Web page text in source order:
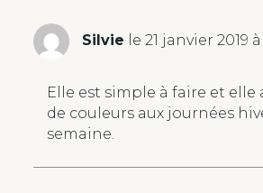
Silvie le 21 janvier 2019
Elle est simple à faire et
de couleurs aux journées
semaine.